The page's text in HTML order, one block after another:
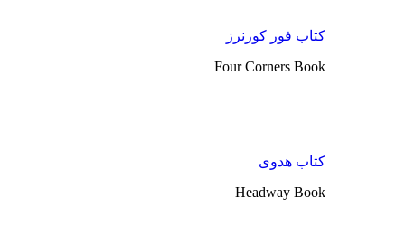
کتاب فور کورنرز
Four Corners Book
کتاب هدوی
Headway Book